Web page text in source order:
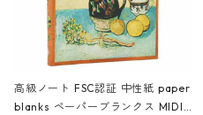
高級ノート FSC認証 中性紙 paper
blanks ペーパーブランクス MIDI